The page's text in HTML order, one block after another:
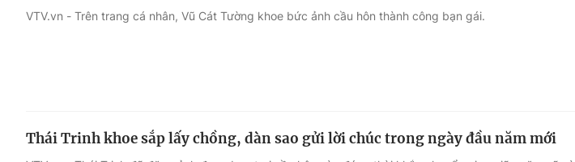
Âm nhạc
Làm đẹp
Học trực tuyến
VTV.vn - Trên trang cá nhân, Vũ Cát Tường khoe bức ảnh cầu hôn thành công bạn gái.
Thái Trinh khoe sắp lấy chồng, dàn sao gửi lời chúc trong ngày đầu năm mới